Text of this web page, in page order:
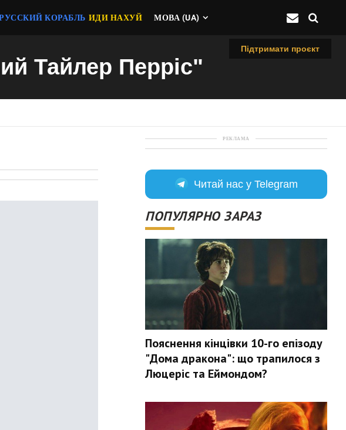
КОРАБЛЬ ИДИ НАХУЙ МОВА (UA)
Підтримати проєкт
Тайлер Перріс"
РЕКЛАМА
Читай нас у Telegram
ПОПУЛЯРНО ЗАРАЗ
Пояснення кінцівки 10-го епізоду
"Дома дракона": що трапилося з
Люцеріс та Еймондом?